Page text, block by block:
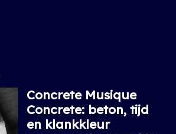
Concrete Musique
Concrete: beton, tijd
en klankkleur